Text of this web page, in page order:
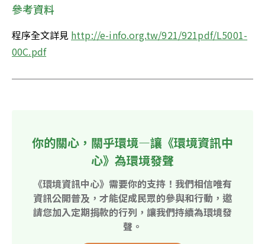
參考資料
程序全文詳見 http://e-info.org.tw/921/921pdf/L5001-
00C.pdf
你的關心，關乎環境—讓《環境資訊中
心》為環境發聲
《環境資訊中心》需要你的支持！我們相信唯有
資訊公開普及，才能促成民眾的參與和行動，邀
請您加入定期捐款的行列，讓我們持續為環境發
聲。